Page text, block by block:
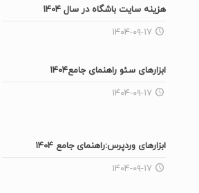
هزینه سایت باشگاه در سال ۱۴۰۴
۱۴۰۴-۰۹-۱۷
ابزارهای سئو راهنمای جامع۱۴۰۴
۱۴۰۴-۰۹-۱۷
ابزارهای وردپرس:راهنمای جامع ۱۴۰۴
۱۴۰۴-۰۹-۱۷